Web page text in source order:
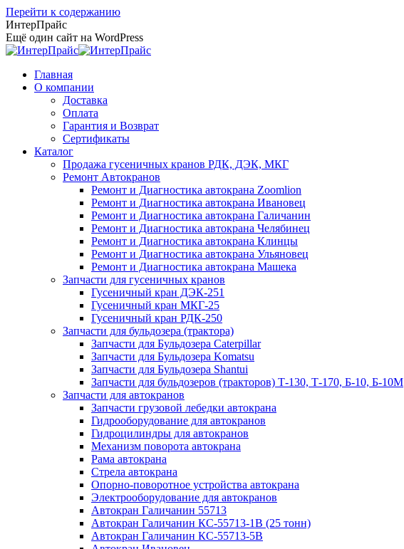
Перейти к содержанию
ИнтерПрайс
Ещё один сайт на WordPress
Главная
О компании
Доставка
Оплата
Гарантия и Возврат
Сертификаты
Каталог
Продажа гусеничных кранов РДК, ДЭК, МКГ
Ремонт Автокранов
Ремонт и Диагностика автокрана Zoomlion
Ремонт и Диагностика автокрана Ивановец
Ремонт и Диагностика автокрана Галичанин
Ремонт и Диагностика автокрана Челябинец
Ремонт и Диагностика автокрана Клинцы
Ремонт и Диагностика автокрана Ульяновец
Ремонт и Диагностика автокрана Машека
Запчасти для гусеничных кранов
Гусеничный кран ДЭК-251
Гусеничный кран МКГ-25
Гусеничный кран РДК-250
Запчасти для бульдозера (трактора)
Запчасти для Бульдозера Caterpillar
Запчасти для Бульдозера Komatsu
Запчасти для Бульдозера Shantui
Запчасти для бульдозеров (тракторов) Т-130, Т-170, Б-10, Б-10М
Запчасти для автокранов
Запчасти грузовой лебедки автокрана
Гидрооборудование для автокранов
Гидроцилиндры для автокранов
Механизм поворота автокрана
Рама автокрана
Стрела автокрана
Опорно-поворотное устройства автокрана
Электрооборудование для автокранов
Автокран Галичанин 55713
Автокран Галичанин КС-55713-1В (25 тонн)
Автокран Галичанин КС-55713-5В